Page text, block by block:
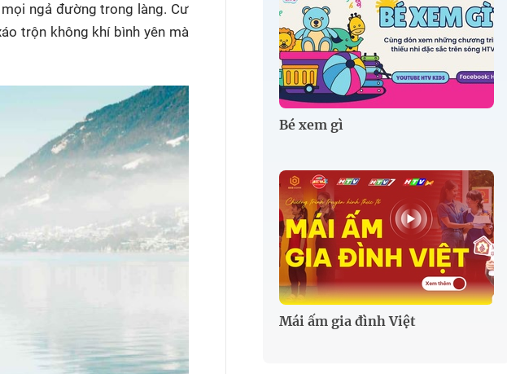
ngả đường trong làng. Cư
trộn không khí bình yên mà
Bé xem gì
Mái ấm gia đình Việt